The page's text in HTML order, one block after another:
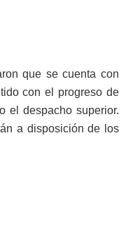
que se cuenta con
con el progreso de
el despacho superior.
a disposición de los